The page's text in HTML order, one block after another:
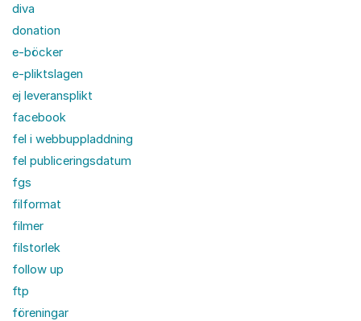
diva
donation
e-böcker
e-pliktslagen
ej leveransplikt
facebook
fel i webbuppladdning
fel publiceringsdatum
fgs
filformat
filmer
filstorlek
follow up
ftp
föreningar